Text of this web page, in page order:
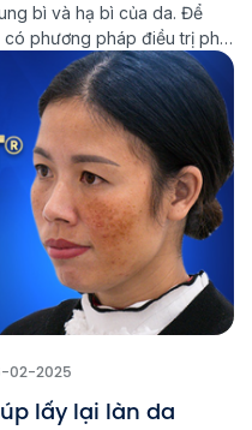
bì và hạ bì của da. Để
phương pháp điều trị phù
sóc da. Multi Light […]
02-2025
lấy lại làn da